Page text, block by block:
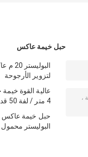
حبل خيمة عاكس
لتزوير الأرجوحة
عالية القوة
4 متر / لفة 50 قدم مع الموتر
حبل خيمة عاكس
البوليستر محمول